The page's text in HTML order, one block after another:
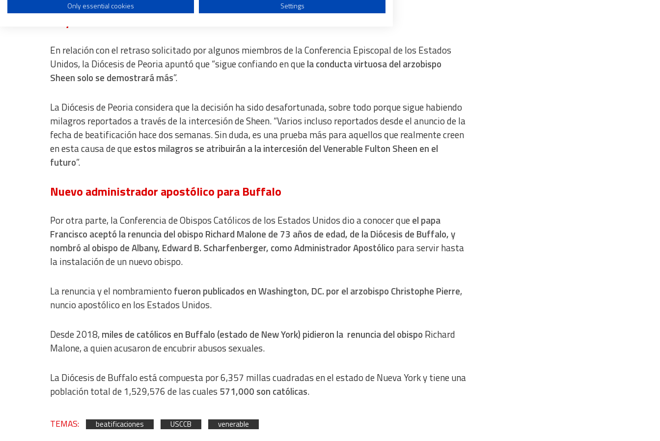
En relación con el retraso solicitado por algunos miembros de la Conferencia Episcopal de los Estados
Unidos, la Diócesis de Peoria apuntó que “sigue confiando en quela conducta virtuosa del arzobispo
Sheen solo se demostrará más”.
La Diócesis de Peoria considera que la decisión ha sido desafortunada, sobre todo porque sigue habiendo
milagros reportados a través de la intercesión de Sheen. “Varios incluso reportados desde el anuncio de la
fecha de beatificación hace dos semanas. Sin duda, es una prueba más para aquellos que realmente creen
en esta causa de queestos milagros se atribuirán a la intercesión del Venerable Fulton Sheen en el
futuro”.
Nuevo administrador apostólico para Buffalo
Por otra parte, la Conferencia de Obispos Católicos de los Estados Unidos dio a conocer queel papa
Francisco aceptó la renuncia del obispo Richard Malone de 73 años de edad, de la Diócesis de Buffalo, y
nombró al obispo de Albany, Edward B. Scharfenberger, como Administrador Apostólico para servir hasta
la instalación de un nuevo obispo.
La renuncia y el nombramiento fueron publicados en Washington, DC. por el arzobispo Christophe Pierre,
nuncio apostólico en los Estados Unidos.
Desde 2018, miles de católicos en Buffalo (estado de New York) pidieron la renuncia del obispo Richard
Malone, a quien acusaron de encubrir abusos sexuales.
La Diócesis de Buffalo está compuesta por 6,357 millas cuadradas en el estado de Nueva York y tiene una
población total de 1,529,576 de las cuales 571,000 son católicas.
TEMAS: beatificaciones USCCB venerable
Use profiles to select personalised content
Measure advertising performance
Measure content performance
Understand audiences through statistics or combinations of data from different sources
Use limited data to select content
IAB Special Features:
Use precise geolocation data
Identify devices based on information actively requested
Advertising
Only essential cookies
Settings